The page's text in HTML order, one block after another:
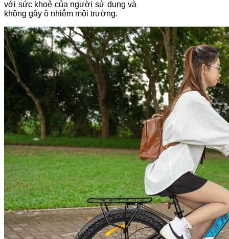
với sức khoẻ của người sử dụng và
không gây ô nhiễm môi trường.